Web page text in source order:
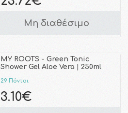
Μη διαθέσιμο
MY ROOTS - Green Tonic
Shower Gel Aloe Vera | 250ml
29 Πόντοι
3.10€